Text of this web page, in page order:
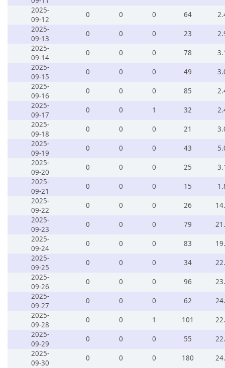
2025-
09-12
0 0 0 64
2025-
09-13
0 0 0 23
2025-
09-14
0 0 0 78
2025-
09-15
0 0 0 49
2025-
09-16
0 0 0 85
2025-
09-17
0 0 1 32
2025-
09-18
0 0 0 21
2025-
09-19
0 0 0 43
2025-
09-20
0 0 0 25
2025-
09-21
0 0 0 15
2025-
09-22
0 0 0 26
2025-
09-23
0 0 0 79
2025-
09-24
0 0 0 83
2025-
09-25
0 0 0 34
2025-
09-26
0 0 0 96
2025-
09-27
0 0 0 62
2025-
09-28
0 0 1 101
2025-
09-29
0 0 0 55
2025-
09-30
0 0 0 180